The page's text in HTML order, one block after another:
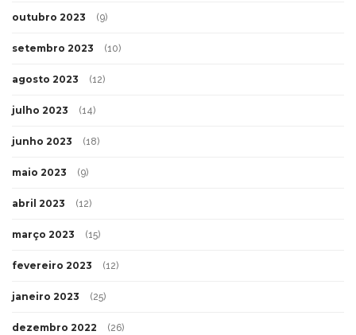
outubro 2023 (9)
setembro 2023 (10)
agosto 2023 (12)
julho 2023 (14)
junho 2023 (18)
maio 2023 (9)
abril 2023 (12)
março 2023 (15)
fevereiro 2023 (12)
janeiro 2023 (25)
dezembro 2022 (26)